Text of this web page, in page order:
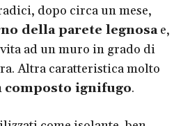
dopo circa un mese,
della parete legnosae,
ad un muro in grado di
Altra caratteristica molto
composto ignifugo.